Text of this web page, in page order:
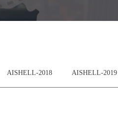
AISHELL-2018 AISHELL-2019